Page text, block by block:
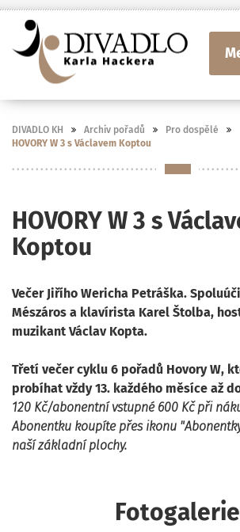
DIVADLO KH Archiv pořadů
Pro dospělé
HOVORY W 3 s Václavem Koptou
HOVORY W 3 s
Koptou
Večer Jiřího Wericha Petráška.
Mészáros a klavírista Karel Štolba,
muzikant Václav Kopta.
Třetí večer cyklu 6 pořadů Hovory W,
probíhat vždy 13. každého měsíce až
120 Kč/abonentní vstupné 600 Kč při
Abonentku koupíte přes ikonu
naší základní plochy.
Fotogalerie